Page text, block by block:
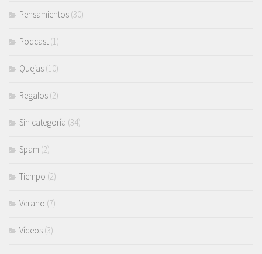
Pensamientos (30)
Podcast (1)
Quejas (10)
Regalos (2)
Sin categoría (34)
Spam (2)
Tiempo (2)
Verano (7)
Vídeos (3)